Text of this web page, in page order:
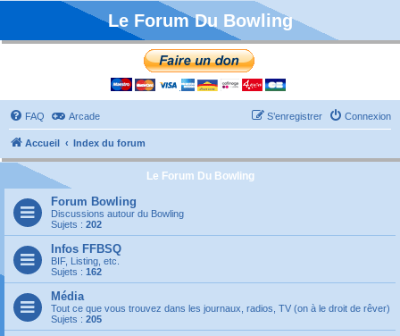
Le Forum Du Bowling
FAQ Arcade Connexion
S’enregistrer
Accueil Index du forum
Le Forum Du Bowling
Forum Bowling
Discussions autour du Bowling
Sujets : 202
Infos FFBSQ
BIF, Listing, etc.
Sujets : 162
Média
Tout ce que vous trouvez dans les journaux, radios, TV (on à le droit de rêver)
Sujets : 205